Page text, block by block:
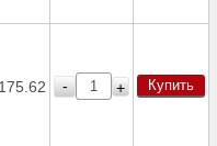
- + Купить